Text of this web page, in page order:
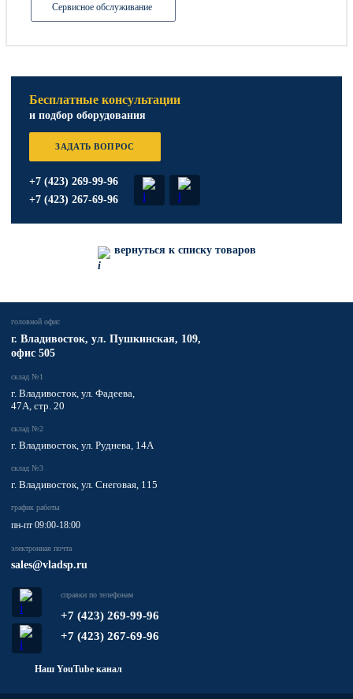
Сервисное обслуживание
Бесплатные консультации
и подбор оборудования
ЗАДАТЬ ВОПРОС
+7 (423) 269-99-96
+7 (423) 267-69-96
вернуться к списку товаров
головной офис
​г. Владивосток, ул. Пушкинская, 109,
офис 505
график работы
пн-пт 09:00-18:00
электронная почта
sales@vladsp.ru
склад №1
г. Владивосток, ул. Фадеева,
47А, стр. 20
склад №2
г. Владивосток, ул. Руднева, 14А
склад №3
г. Владивосток, ул. Снеговая, 115
справки по телефонам
+7 (423) 269-99-96
+7 (423) 267-69-96
Наш YouTube канал